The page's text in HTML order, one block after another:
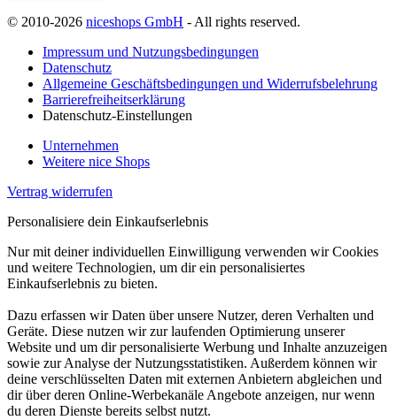
© 2010-2026 niceshops GmbH - All rights reserved.
Impressum und Nutzungsbedingungen
Datenschutz
Allgemeine Geschäftsbedingungen und Widerrufsbelehrung
Barrierefreiheitserklärung
Datenschutz-Einstellungen
Unternehmen
Weitere nice Shops
Vertrag widerrufen
Personalisiere dein Einkaufserlebnis
Nur mit deiner individuellen Einwilligung verwenden wir Cookies
und weitere Technologien, um dir ein personalisiertes
Einkaufserlebnis zu bieten.
Dazu erfassen wir Daten über unsere Nutzer, deren Verhalten und
Geräte. Diese nutzen wir zur laufenden Optimierung unserer
Website und um dir personalisierte Werbung und Inhalte anzuzeigen
sowie zur Analyse der Nutzungsstatistiken. Außerdem können wir
deine verschlüsselten Daten mit externen Anbietern abgleichen und
dir über deren Online-Werbekanäle Angebote anzeigen, nur wenn
du deren Dienste bereits selbst nutzt.